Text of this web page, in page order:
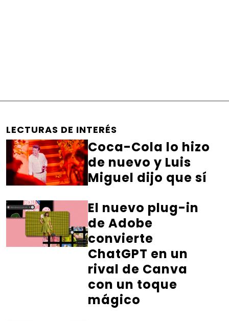
LECTURAS DE INTERÉS
Coca-Cola lo hizo
de nuevo y Luis
Miguel dijo que sí
El nuevo plug-in
de Adobe
convierte
ChatGPT en un
rival de Canva
con un toque
mágico